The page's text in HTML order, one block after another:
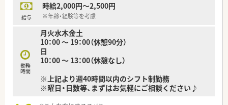
を軸としながら調剤併設店を順次拡大している成長著しい企業
です。
供し、お客様自身の治癒力を高める手助けをすることを経営理念
としています。
■調剤部門は現在発展の途上にあるため、現場の意見や要望が経
営層に通りやすく、風通しの良い柔軟な社風が大きな魅力となっ
給与
時給2,000円～2,500円
※年齢・経験等を考慮
勤務
時間
月火水木金土
10：00 ～ 19：00（休憩90分）
日
10：00 ～ 13：00（休憩なし）
※上記より週40時間以内のシフト制勤務
※曜日・日数等、まずはお気軽にご相談ください♪